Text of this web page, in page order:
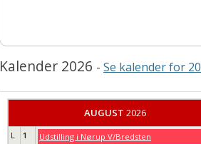
Kalender 2026 - Se kalender for
AUGUST 2026
L 1
Udstilling i Nørup V/Bredsten